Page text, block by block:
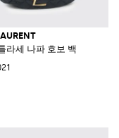
치
라세 나파 호보 백